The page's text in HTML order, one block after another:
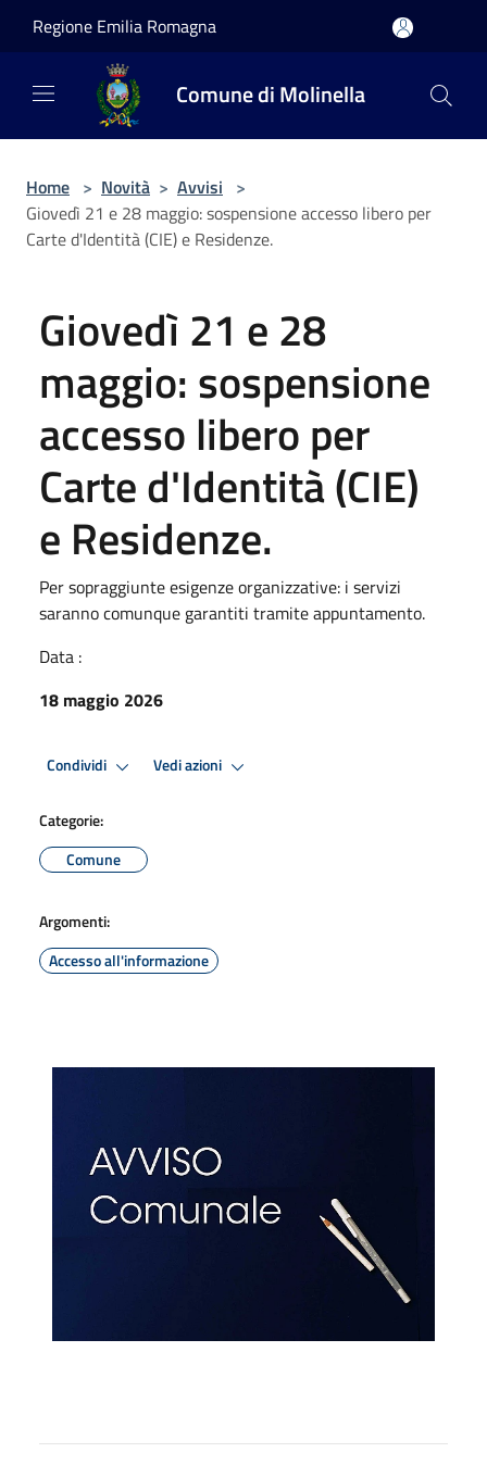
Regione Emilia Romagna
Comune di Molinella
Home > Novità > Avvisi >
Giovedì 21 e 28 maggio: sospensione accesso libero per
Carte d'Identità (CIE) e Residenze.
Giovedì 21 e 28
maggio: sospensione
accesso libero per
Carte d'Identità (CIE)
e Residenze.
Per sopraggiunte esigenze organizzative: i servizi
saranno comunque garantiti tramite appuntamento.
Data :
18 maggio 2026
Condividi Vedi azioni
Categorie:
Comune
Argomenti:
Accesso all'informazione